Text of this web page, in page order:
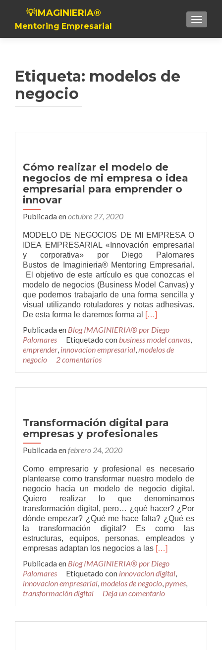
Toggle
💡IMAGINIERIA®
Mentoring Empresarial
Etiqueta: modelos de
negocio
Cómo realizar el modelo de
negocios de mi empresa o idea
empresarial para emprender o
innovar
Publicada enoctubre 27, 2020
MODELO DE NEGOCIOS DE MI EMPRESA O
IDEA EMPRESARIAL «Innovación empresarial
y corporativa» por Diego Palomares
Bustos de Imaginieria® Mentoring Empresarial.
El objetivo de este artículo es que conozcas el
modelo de negocios (Business Model Canvas) y
que podemos trabajarlo de una forma sencilla y
visual utilizando rotuladores y notas adhesivas.
De esta forma le daremos forma al Leer
realizar
el
modelo
negocios
idea
empresarial
innovar
[…]
Publicada en Blog IMAGINIERIA® por Diego
Palomares
Etiquetado conbusiness model canvas,
emprender, innovacion empresarial,modelos de
negocio
2 comentarios
Transformación digital para
empresas y profesionales
Publicada enfebrero 24, 2020
Como empresario y profesional es necesario
plantearse como transformar nuestro modelo de
negocio hacia un modelo de negocio digital.
Quiero realizar lo que denominamos
transformación digital, pero… ¿qué hacer? ¿Por
dónde empezar? ¿Qué me hace falta? ¿Qué es
la transformación digital? Es como las
estructuras, equipos, personas, empleados y
empresas adaptan los negocios a las Leer
digital
para
empresas
y
profesionales
[…]
Publicada en Blog IMAGINIERIA® por Diego
Palomares
Etiquetado con innovacion digital,
innovacion empresarial,modelos de negocio,pymes,
transformación digital
Deja un comentario